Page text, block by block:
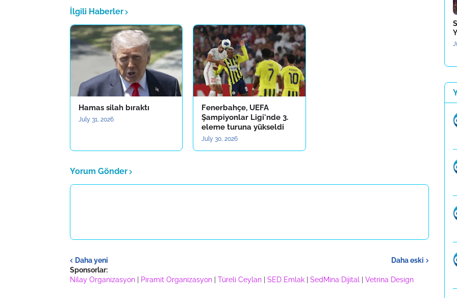
İlgili Haberler
Hamas silah bıraktı
July 31, 2026
Fenerbahçe, UEFA
Şampiyonlar Ligi'nde 3.
eleme turuna yükseldi
July 30, 2026
Yorum Gönder
Daha yeni
Daha eski
Sponsorlar:
Nilay Organizasyon
Piramit Organizasyon Türeli Ceylan SED Emlak SedMina Dijital Vetrina Design